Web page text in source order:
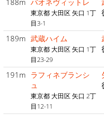
188m パオネヴィットレ
東京都 大田区 矢口 1丁
目3-1
189m 武蔵ハイム
東京都 大田区 矢口 1丁
目23-29
191m ラフィネブランシ
ュ
東京都 大田区 矢口 2丁
目12-11